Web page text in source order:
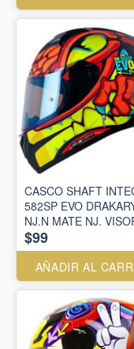
CASCO SHAFT
582SP EVO
NJ.N MATE NJ.
IR.AZ
$99
AÑADIR AL